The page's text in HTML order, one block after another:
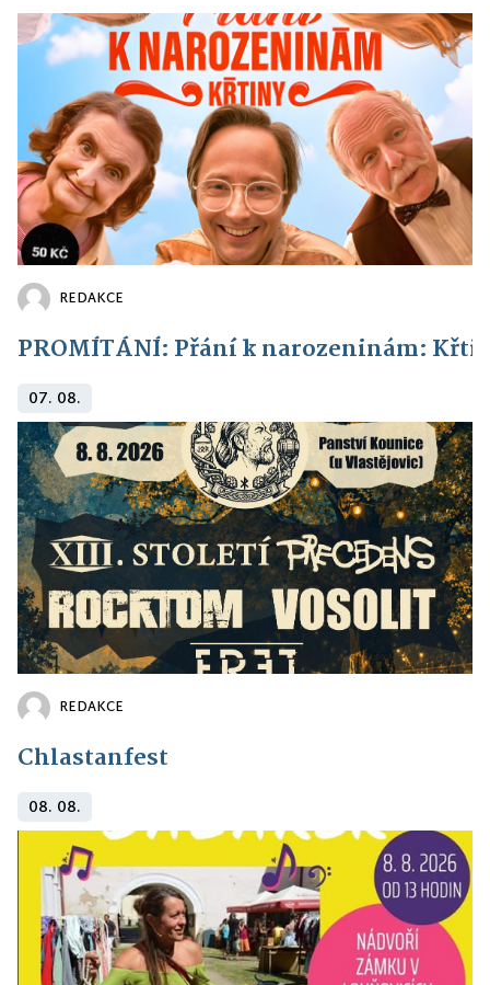
REDAKCE
PROMÍTÁNÍ: Přání k narozeninám:
07. 08.
REDAKCE
Chlastanfest
08. 08.